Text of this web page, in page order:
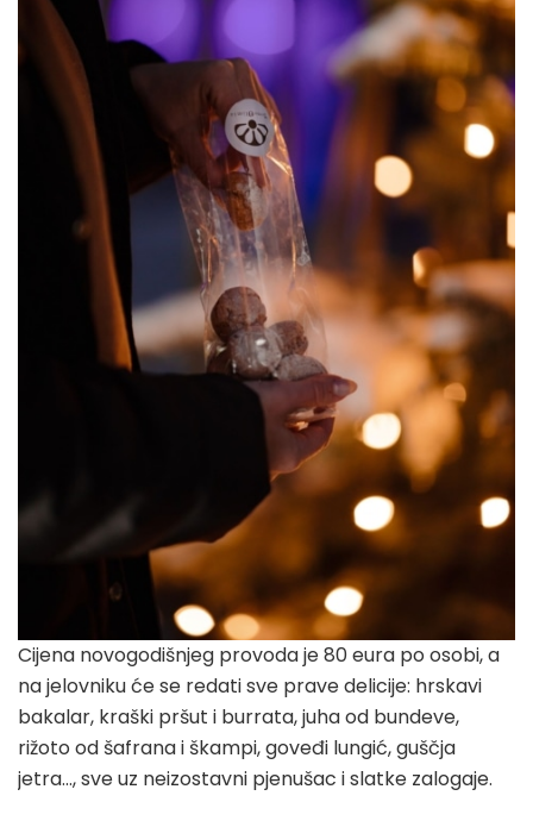
Cijena novogodišnjeg provoda je 80 eura po osobi, a
na jelovniku će se redati sve prave delicije: hrskavi
bakalar, kraški pršut i burrata, juha od bundeve,
rižoto od šafrana i škampi, goveđi lungić, guščja
jetra…, sve uz neizostavni pjenušac i slatke zalogaje.